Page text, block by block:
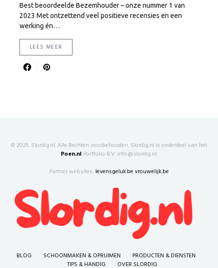
Best beoordeelde Bezemhouder – onze nummer 1 van
2023 Met ontzettend veel positieve recensies en een
werking én…
LEES MEER
© 2025. Slordig.nl. Alle Rechten voorbehouden. Slordig.nl is onderdeel van het
Poen.nl Portfolio B.V. info@slordig.nl.
Partner websites: levensgeluk.be vrouwelijk.be
BLOG SCHOONMAKEN & OPRUIMEN
PRODUCTEN & DIENSTEN
TIPS & HANDIG
OVER SLORDIG